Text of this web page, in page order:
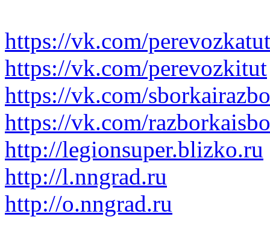
https://vk.com/perevozkatut
https://vk.com/perevozkitut
https://vk.com/
https://vk.com/
http://legionsuper.blizko.ru
http://l.nngrad.ru
http://o.nngrad.ru